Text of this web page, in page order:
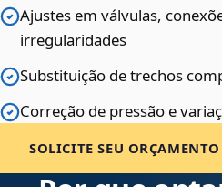
Ajustes em válvulas,
irregularidades
Substituição de trechos
Correção de pressão e
SOLICITE SEU ORÇAMENTO